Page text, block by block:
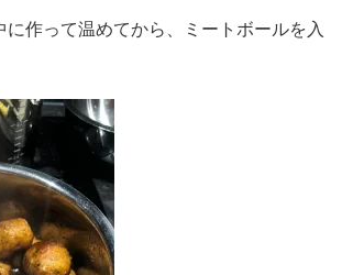
作って温めてから、ミートボールを入